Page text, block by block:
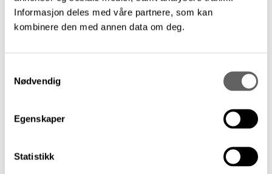
Informasjon deles med våre partnere, som kan
kombinere den med annen data om deg.
Nødvendig
Egenskaper
Statistikk
Håkon Hoffart (Morgenbladet og TBA
Kjersti Juul (Vårt Land)
Heidi Bøhagen (Bergens Tidende)
Marius Asp (VG)
Mariken Lauvstad (Klassekampen)